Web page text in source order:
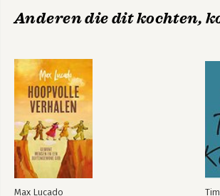
Anderen die dit kochten,
Max Lucado